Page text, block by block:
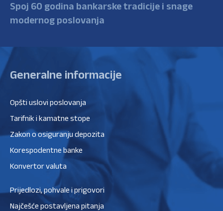
Spoj 60 godina bankarske tradicije i snage
modernog poslovanja
Generalne informacije
Opšti uslovi poslovanja
Tarifnik i kamatne stope
Zakon o osiguranju depozita
Korespodentne banke
Konvertor valuta
Prijedlozi, pohvale i prigovori
Najčešće postavljena pitanja